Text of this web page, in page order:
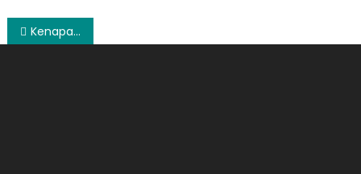
Post
Kenapa Popok Celana Sweety Jadi Pilihan Favorit Setiap Orang Tua?